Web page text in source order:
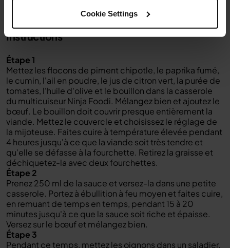
Cookie Settings
Instructions
Étape 1
Mettez les flocons de piment chipotle, le paprika fumé,
le cumin, l'ail en poudre, le jus de citron vert, la purée de
tomates, l'huile d'olive et le bouillon dans la casserole
du multicuiseur Ninja Foodi. Mélangez bien et ajoutez le
bœuf. Le bouillon doit couvrir presque entièrement la
viande. Mettez le couvercle et choisissez le réglage de
la mijoteuse. Faites cuire à température élevée pendant
4 heures jusqu'à ce que la viande soit très tendre et
qu'elle se défasse à la fourchette. Retirez la graisse et
déchiquetez-la avec deux fourchettes.
Étape 2
Prenez 250 ml de la sauce et versez-la dans une petite
casserole. Portez à ébullition à feu moyen et faites cuire,
en remuant de temps en temps, pendant 15 à 20
minutes jusqu'à ce que la sauce soit riche et épaisse.
Versez sur le bœuf et mélangez bien.
Étape 3
Pendant ce temps, mettez les oignons dans un saladier.